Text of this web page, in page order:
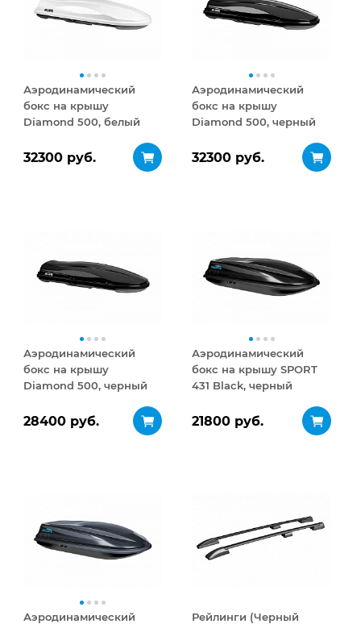
Аэродинамический
бокс на крышу
Diamond 500, белый
32300 руб.
Аэродинамический
бокс на крышу
Diamond 500, черный
32300 руб.
Аэродинамический
бокс на крышу
Diamond 500, черный
28400 руб.
Аэродинамический
бокс на крышу SPORT
431 Black, черный
21800 руб.
Аэродинамический
Рейлинги (Черный